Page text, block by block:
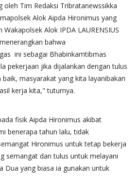
oleh Tim Redaksi Tribratanewssikka
Alok Aipda Hironimus yang
Alok IPDA LAURENSIUS
bahwa
ini sebagai Bhabinkamtibmas
pekerjaan jika dijalankan dengan tulus
masyarakat yang kita layanibakan
kerja kita," tuturnya.
fisik Aipda Hironimus akibat
benerapa tahun lalu, tidak
Hironimus untuk tetap bekerja
semangat dan tulus untuk melayani
Dua yang biasa ia gunakan untuk